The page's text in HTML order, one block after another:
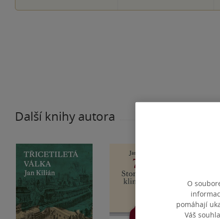
Další knihy autora
O
pomáhají
Váš